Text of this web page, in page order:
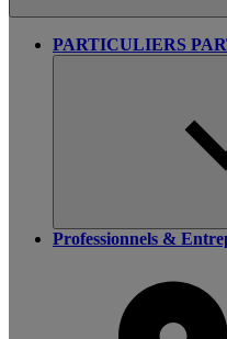
PARTICULIERS
Professionnels &